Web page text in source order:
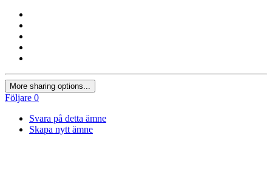
More sharing options...
Följare 0
Svara på detta ämne
Skapa nytt ämne